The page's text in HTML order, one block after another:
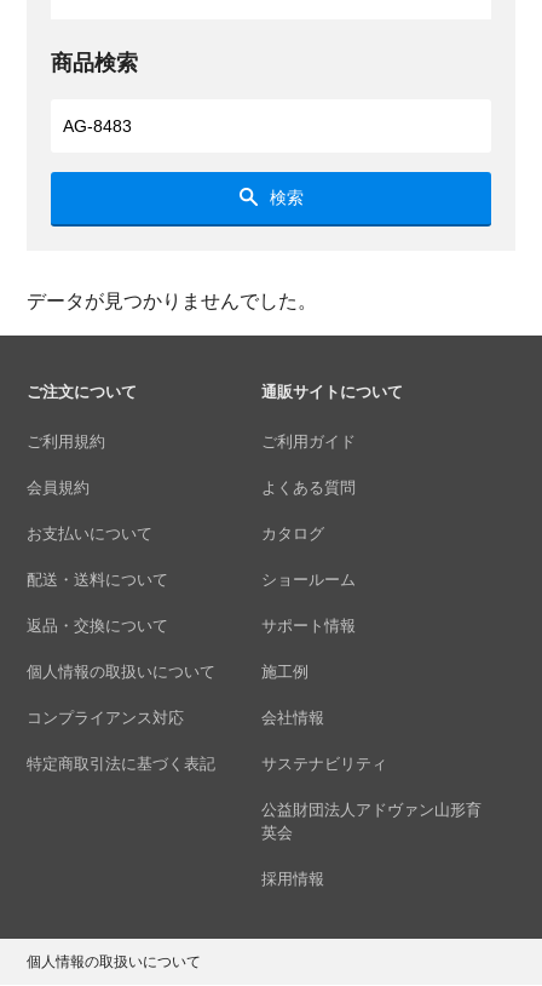
商品検索
検索
データが見つかりませんでした。
ご注文について
ご利用規約
会員規約
お支払いについて
配送・送料について
返品・交換について
個人情報の取扱いについて
コンプライアンス対応
特定商取引法に基づく表記
通販サイトについて
ご利用ガイド
よくある質問
カタログ
ショールーム
サポート情報
施工例
会社情報
サステナビリティ
公益財団法人アドヴァン山形育
英会
採用情報
個人情報の取扱いについて